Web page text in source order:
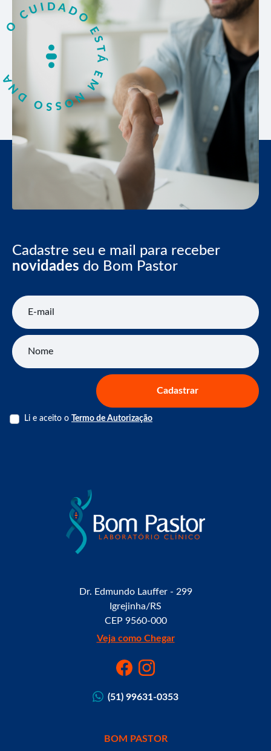
Cadastre seu e mail para receber
novidades do Bom Pastor
E-mail
Nome
Cadastrar
Li e aceito o Termo de Autorização
Dr. Edmundo Lauffer - 299
Igrejinha/RS
CEP 9560-000
Veja como Chegar
(51) 99631-0353
BOM PASTOR